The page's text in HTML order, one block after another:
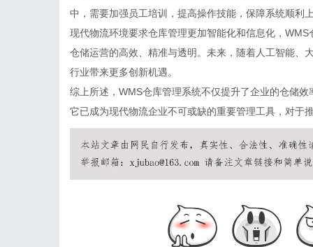
中，需要加强员工培训，提高操作技能，保障系统顺利
现代物流环境要求仓库管理更加智能化和信息化，
仓储运营的高效、精准与透明。未来，随着人工智能、
行业带来更多创新机遇。
综上所述，WMS仓库管理系统不仅提升了企业的仓储
它已成为现代物流企业不可或缺的重要管理工具，对于